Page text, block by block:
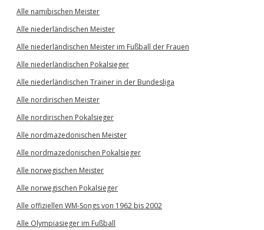
Alle namibischen Meister
Alle niederländischen Meister
Alle niederländischen Meister im Fußball der Frauen
Alle niederländischen Pokalsieger
Alle niederländischen Trainer in der Bundesliga
Alle nordirischen Meister
Alle nordirischen Pokalsieger
Alle nordmazedonischen Meister
Alle nordmazedonischen Pokalsieger
Alle norwegischen Meister
Alle norwegischen Pokalsieger
Alle offiziellen WM-Songs von 1962 bis 2002
Alle Olympiasieger im Fußball